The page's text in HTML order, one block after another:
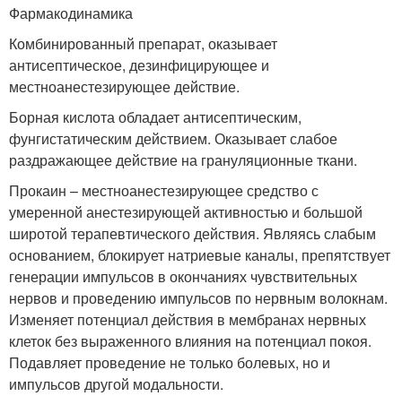
Фармакодинамика
Комбинированный препарат, оказывает
антисептическое, дезинфицирующее и
местноанестезирующее действие.
Борная кислота обладает антисептическим,
фунгистатическим действием. Оказывает слабое
раздражающее действие на грануляционные ткани.
Прокаин – местноанестезирующее средство с
умеренной анестезирующей активностью и большой
широтой терапевтического действия. Являясь слабым
основанием, блокирует натриевые каналы, препятствует
генерации импульсов в окончаниях чувствительных
нервов и проведению импульсов по нервным волокнам.
Изменяет потенциал действия в мембранах нервных
клеток без выраженного влияния на потенциал покоя.
Подавляет проведение не только болевых, но и
импульсов другой модальности.